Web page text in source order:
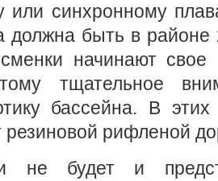
или синхронному
должна быть в
начинают свое
тщательное
бассейна. В
резиновой рифленой
не будет и